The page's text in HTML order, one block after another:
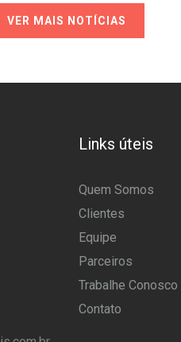
VER MAIS NOTÍCIAS
Links úteis
Quem Somos
Clientes
Equipe
Parceiros
Trabalhe Conosco
Contato